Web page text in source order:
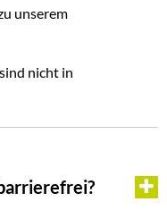
unserem
nicht in